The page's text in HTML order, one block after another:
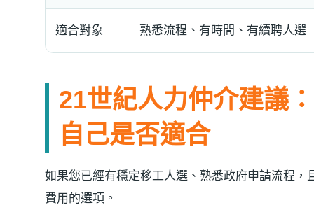
適合對象 熟悉流程、有時間、有續聘人選
21世紀人力仲介建議
自己是否適合
如果您已經有穩定移工人選、熟悉政府申請流程
費用的選項。